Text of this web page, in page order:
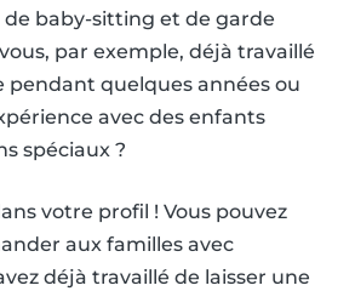
baby-sitting et de garde
par exemple, déjà travaillé
pendant quelques années ou
avec des enfants
spéciaux ?
votre profil ! Vous pouvez
aux familles avec
déjà travaillé de laisser une